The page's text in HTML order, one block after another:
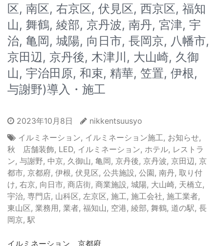
区, 南区, 右京区, 伏見区, 西京区, 福知
山, 舞鶴, 綾部, 京丹波, 南丹, 宮津, 宇
治, 亀岡, 城陽, 向日市, 長岡京, 八幡市,
京田辺, 京丹後, 木津川, 大山崎, 久御
山, 宇治田原, 和束, 精華, 笠置, 伊根,
与謝野)導入・施工
2023年10月8日
nikkentsuusyo
イルミネーション, イルミネーション施工 , お知らせ,
秋 店舗装飾, LED, イルミネーション, ホテル, レストラ
ン, 与謝野, 中京, 久御山 , 亀岡, 京丹後, 京丹波, 京田辺 , 京
都市, 京都府, 伊根, 伏見区, 公共施設, 公園, 南丹, 取り付
け, 右京, 向日市, 商店街, 商業施設, 城陽, 大山崎, 天橋立,
宇治, 専門店, 山科区, 左京区, 施工 , 施工会社, 施工業者,
東山区, 業務用, 業者, 福知山 , 空港, 綾部, 舞鶴, 道の駅, 長
岡京, 駅
イルミネーション 京都府